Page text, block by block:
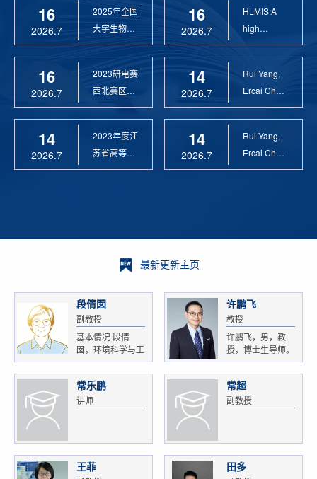
16
2026.7
2025年全国
大学生物联
网设计竞赛
16
2026.7
2023研电赛
西北赛区优
秀指导教师
14
2026.7
2023年度江
苏省高等学
校科学技术
16
2026.7
HLMIS:A
high
Resolution
14
2026.7
Rui Yang,
Ercai Chen
and
14
2026.7
Rui Yang,
Ercai Chen
and
最新更新主页
段倩囡
副教授
基本情况 段倩
囡，环境科学与工
程...
许鹏飞
教授
许鹏飞，男，教
授，博士生导师。
获...
常乐鹏
讲师
常超
副教授
王菲 田多